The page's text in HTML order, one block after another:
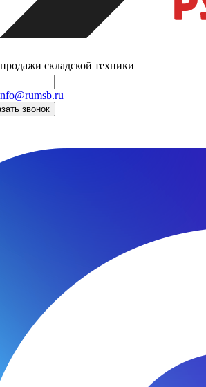
складской техники
звонок